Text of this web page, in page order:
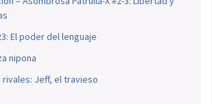
El poder del lenguaje
nipona
rivales: Jeff, el travieso